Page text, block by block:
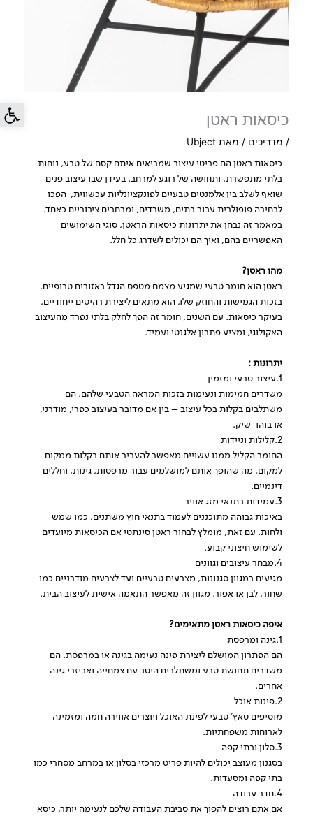
פתח
כיסאות ראטן
/ מדריכים / מאת Ubject
כיסאות ראטן הם פריטי עיצוב שמביאים איתם קסם של טבע, נוחות
בלתי מתפשרת, ותחושה של רוגע למרחב. בעידן שבו עיצוב פנים
שואף לשלב בין אלמנטים טבעיים לפונקציונליות עכשווית, הפכו
לבחירה פופולרית עבור בתים, משרדים, ומרחבים ציבוריים כאחד.
במאמר זה נבחן את יתרונות כיסאות הראטן, סוגי השימושים
האפשריים בהם, ואיך הם יכולים לשדרג כל חלל.
מהו ראטן?
ראטן הוא חומר טבעי שמגיע מצמח מטפס הגדל באזורים טרופיים.
בזכות הגמישות והחוזק שלו, הוא מתאים ליצירת רהיטים ייחודיים,
בעיקר כיסאות. עם השנים, חומר זה הפך לחלק בלתי נפרד מהעיצוב
האקולוגי, ומציע פתרון אלגנטי ועמיד.
יתרונות :
1.עיצוב טבעי ומזמין
משדרים חמימות ונעימות בזכות המראה הטבעי שלהם. הם
משתלבים בקלות בכל עיצוב – בין אם מדובר בעיצוב כפרי, מודרני,
או בוהו-שיק.
2.קלילות וניידות
החומר הקליל ממנו עשויים מאפשר להעביר אותם בקלות ממקום
למקום, מה שהופך אותם למושלמים עבור מרפסות, גינות, וחללים
דינמיים.
3.עמידות בתנאי מזג אוויר
באיכות גבוהה מתוכננים לעמוד בתנאי חוץ משתנים, כמו שמש
ולחות. עם זאת, מומלץ לבחור ראטן סינתטי אם הכיסאות מיועדים
לשימוש חיצוני קבוע.
4.מבחר עיצובים וגוונים
מגיעים במגוון סגנונות, מצבעים טבעיים ועד לצבעים מודרניים כמו
שחור, לבן או אפור. מגוון זה מאפשר התאמה אישית לעיצוב הבית.
איפה כיסאות ראטן מתאימים?
1.גינה ומרפסת
הם הפתרון המושלם ליצירת פינה נעימה בגינה או במרפסת. הם
משדרים תחושת טבע ומשתלבים היטב עם צמחייה ואביזרי גינה
אחרים.
2.פינות אוכל
מוסיפים טאץ' טבעי לפינת האוכל ויוצרים אווירה חמה ומזמינה
לארוחות משפחתיות.
3.סלון ובתי קפה
בסגנון מעוצב יכולים להיות פריט מרכזי בסלון או במרחב מסחרי כמו
בתי קפה ומסעדות.
4.חדר עבודה
אם אתם רוצים להפוך את סביבת העבודה שלכם לנעימה יותר, כיסא